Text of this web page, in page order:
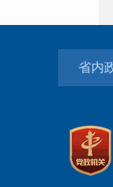
省内